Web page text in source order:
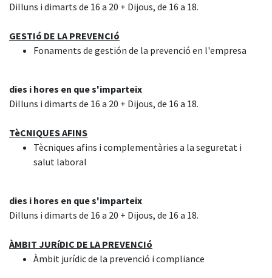
Dilluns i dimarts de 16 a 20 + Dijous, de 16 a 18.
GESTIó DE LA PREVENCIó
Fonaments de gestión de la prevenció en l'empresa
dies i hores en que s'imparteix
Dilluns i dimarts de 16 a 20 + Dijous, de 16 a 18.
TèCNIQUES AFINS
Tècniques afins i complementàries a la seguretat i
salut laboral
dies i hores en que s'imparteix
Dilluns i dimarts de 16 a 20 + Dijous, de 16 a 18.
ÀMBIT JURíDIC DE LA PREVENCIó
Àmbit jurídic de la prevenció i compliance